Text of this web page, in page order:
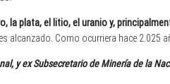
la plata, el litio, el uranio y,
alcanzado. Como ocurriera hace 2.025
y ex Subsecretario de Minería de la